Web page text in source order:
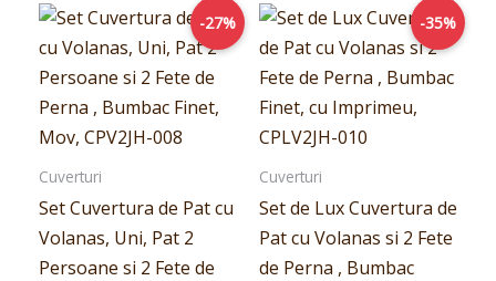
-27%
Cuverturi
Set Cuvertura de Pat cu
Volanas, Uni, Pat 2
Persoane si 2 Fete de
Prețul
inițial
a
fost:
259,00lei.
Prețul
curent
este:
189,00lei.
-35%
Cuverturi
Set de Lux Cuvertura de
Pat cu Volanas si 2 Fete
de Perna , Bumbac
Prețul
inițial
a
fost:
259,00lei.
Prețul
curent
este:
169,00lei.